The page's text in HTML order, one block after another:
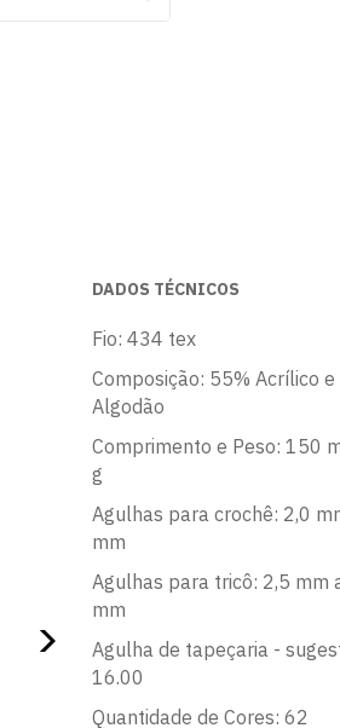
DADOS TÉCNICOS
Fio: 434 tex
Composição: 55% Acrílico
Algodão
Comprimento e Peso: 150
g
Agulhas para crochê: 2,0
mm
Agulhas para tricô: 2,5 mm
mm
Agulha de tapeçaria -
16.00
Quantidade de Cores: 62